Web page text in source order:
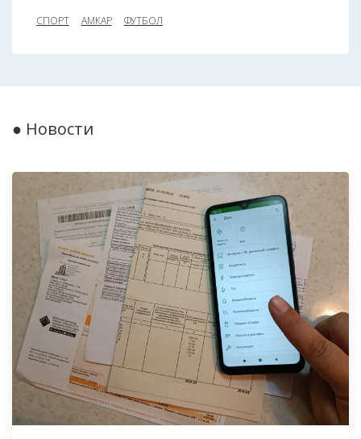
СПОРТ АМКАР ФУТБОЛ
● Новости